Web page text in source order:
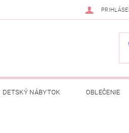
DETSKÝ NÁBYTOK OBLEČENIE